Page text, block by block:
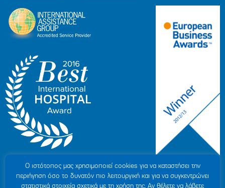
Ο ιστότοπoς μας χρησιμοποιεί cookies για να καταστήσει την
περιήγηση όσο το δυνατόν πιο λειτουργική και για να συγκεντρώνει
στατιστικά στοιχεία σχετικά με τη χρήση της. Αν θέλετε να λάβετε